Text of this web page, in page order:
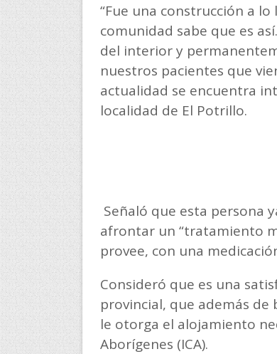
“Fue una construcción a
comunidad sabe que es
del interior y
nuestros pacientes que
actualidad se encuentra
localidad de El Potrillo.
Señaló que esta persona
afrontar un “tratamiento
provee, con una
Consideró que es una
provincial, que además
le otorga el alojamiento
Aborígenes (ICA).